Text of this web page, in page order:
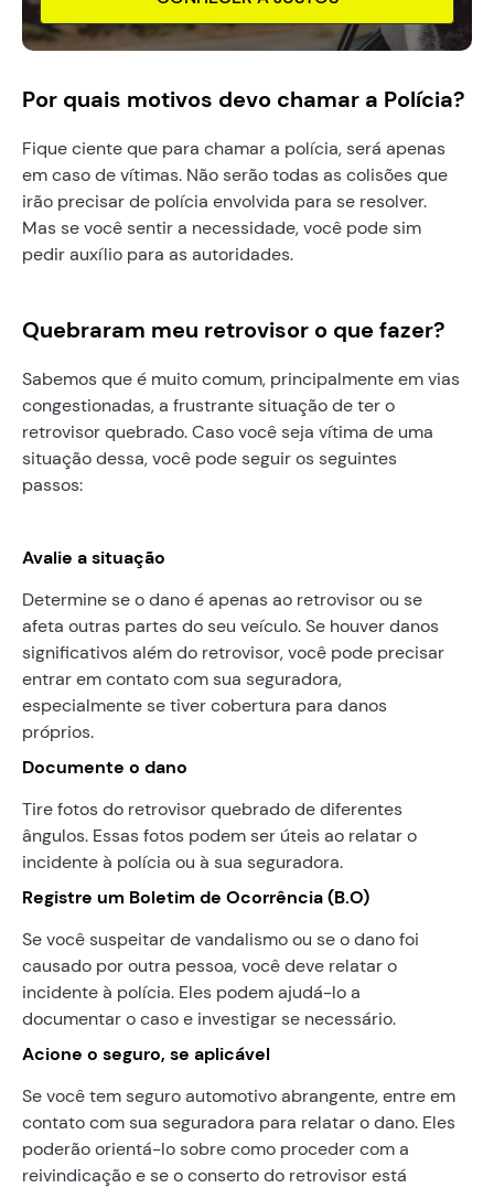
Por quais motivos devo chamar a Polícia?
Fique ciente que para chamar a polícia, será apenas
em caso de vítimas. Não serão todas as colisões que
irão precisar de polícia envolvida para se resolver.
Mas se você sentir a necessidade, você pode sim
pedir auxílio para as autoridades.
Quebraram meu retrovisor o que fazer?
Sabemos que é muito comum, principalmente em vias
congestionadas, a frustrante situação de ter o
retrovisor quebrado. Caso você seja vítima de uma
situação dessa, você pode seguir os seguintes
passos:
Avalie a situação
Determine se o dano é apenas ao retrovisor ou se
afeta outras partes do seu veículo. Se houver danos
significativos além do retrovisor, você pode precisar
entrar em contato com sua seguradora,
especialmente se tiver cobertura para danos
próprios.
Documente o dano
Tire fotos do retrovisor quebrado de diferentes
ângulos. Essas fotos podem ser úteis ao relatar o
incidente à polícia ou à sua seguradora.
Registre um Boletim de Ocorrência (B.O)
Se você suspeitar de vandalismo ou se o dano foi
causado por outra pessoa, você deve relatar o
incidente à polícia. Eles podem ajudá-lo a
documentar o caso e investigar se necessário.
Acione o seguro, se aplicável
Se você tem seguro automotivo abrangente, entre em
contato com sua seguradora para relatar o dano. Eles
poderão orientá-lo sobre como proceder com a
reivindicação e se o conserto do retrovisor está